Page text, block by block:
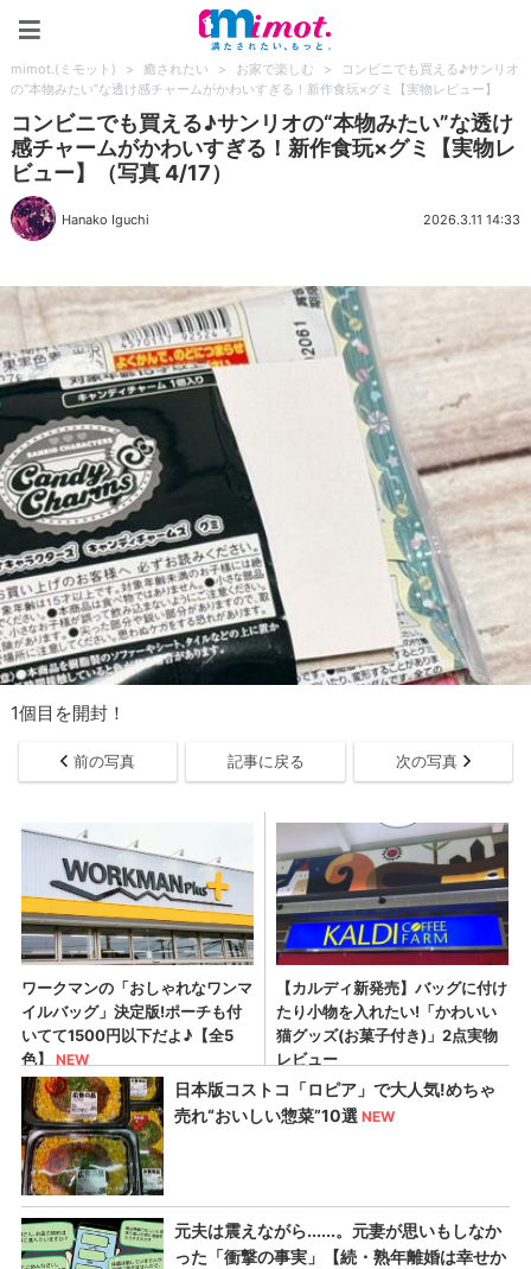
mimot.(ミモット) > 癒されたい > お家で楽しむ >
コンビニでも買える♪サンリオ
の“本物みたい”な透け感チャームがかわいすぎる！新作食玩×グミ【実物レビュー】
コンビニでも買える♪サンリオの“本物みたい”な透け
感チャームがかわいすぎる！新作食玩×グミ【実物レ
ビュー】（写真 4/17）
Hanako Iguchi 2026.3.11 14:33
1個目を開封！
前の写真 記事に戻る 次の写真